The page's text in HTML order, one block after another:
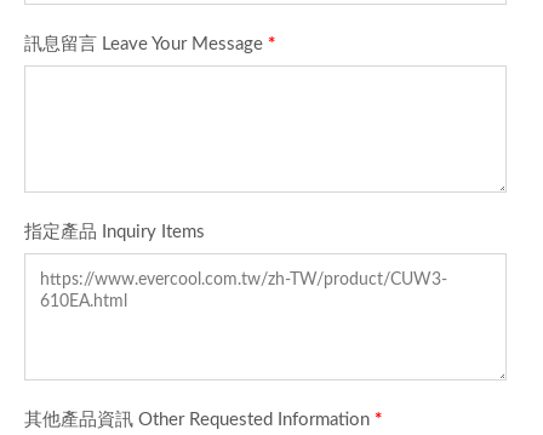
訊息留言 Leave Your Message *
指定產品 Inquiry Items
其他產品資訊 Other Requested Information *